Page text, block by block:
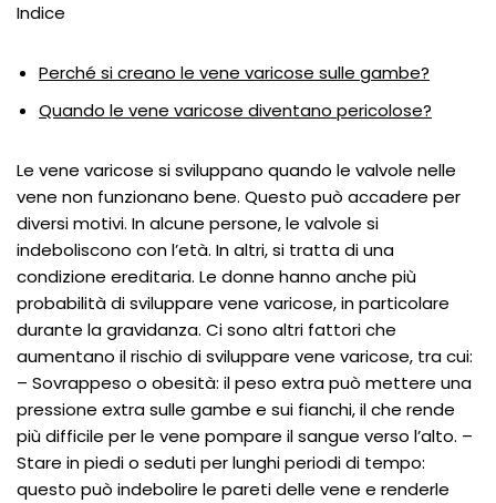
Indice
Perché si creano le vene varicose sulle gambe?
Quando le vene varicose diventano pericolose?
Le vene varicose si sviluppano quando le valvole nelle
vene non funzionano bene. Questo può accadere per
diversi motivi. In alcune persone, le valvole si
indeboliscono con l’età. In altri, si tratta di una
condizione ereditaria. Le donne hanno anche più
probabilità di sviluppare vene varicose, in particolare
durante la gravidanza. Ci sono altri fattori che
aumentano il rischio di sviluppare vene varicose, tra cui:
– Sovrappeso o obesità: il peso extra può mettere una
pressione extra sulle gambe e sui fianchi, il che rende
più difficile per le vene pompare il sangue verso l’alto. –
Stare in piedi o seduti per lunghi periodi di tempo:
questo può indebolire le pareti delle vene e renderle